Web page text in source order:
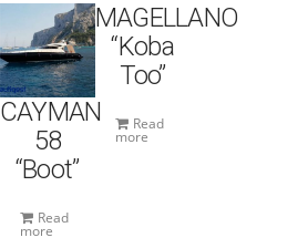
CAYMAN
58
“Boot”
Read
more
MAGELLANO
“Koba
Too”
Read
more